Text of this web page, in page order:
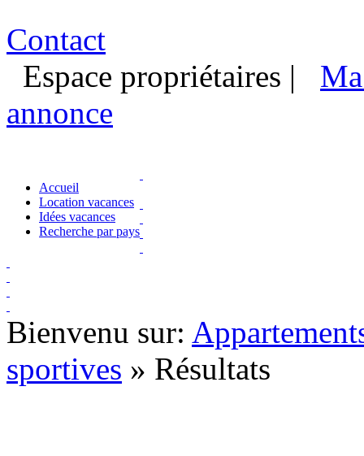
Contact
Espace propriétaires |
annonce
Accueil
Location vacances
Idées vacances
Recherche par pays
Bienvenu sur:
sportives » Résultats